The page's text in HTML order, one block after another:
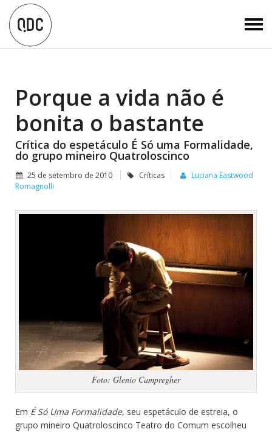
Porque a vida não é
bonita o bastante
Crítica do espetáculo É Só uma Formalidade,
do grupo mineiro Quatroloscinco
25 de setembro de 2010 Críticas
Luciana Eastwood
Romagnolli
Foto: Glenio Campregher
Em É Só Uma Formalidade, seu espetáculo de estreia, o
grupo mineiro Quatroloscinco Teatro do Comum escolheu